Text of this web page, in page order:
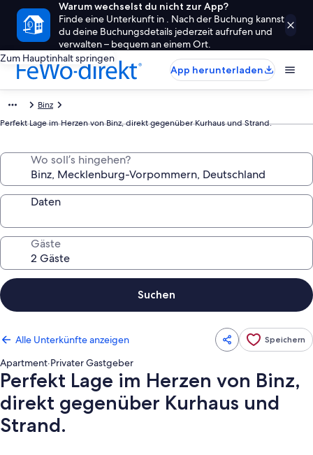
Warum wechselst du nicht zur App?
Finde eine Unterkunft in . Nach der Buchung kannst
du deine Buchungsdetails jederzeit aufrufen und
verwalten – bequem an einem Ort.
Zum Hauptinhalt springen
App herunterladen
Binz
Perfekt Lage im Herzen von Binz, direkt gegenüber Kurhaus und Strand.
Wo soll’s hingehen?
Daten
Gäste
Suchen
Alle Unterkünfte anzeigen Speichern
Apartment·Privater Gastgeber
Perfekt Lage im Herzen von Binz,
direkt gegenüber Kurhaus und
Strand.